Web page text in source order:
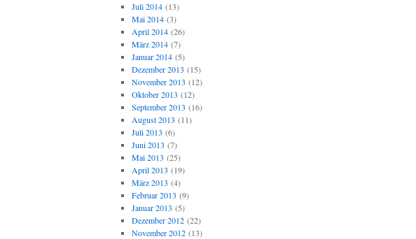
Juli 2014(13)
Mai 2014(3)
April 2014(26)
März 2014(7)
Januar 2014(5)
Dezember 2013 (15)
November 2013 (12)
Oktober 2013 (12)
September 2013 (16)
August 2013 (11)
Juli 2013 (6)
Juni 2013 (7)
Mai 2013 (25)
April 2013 (19)
März 2013 (4)
Februar 2013 (9)
Januar 2013 (5)
Dezember 2012(22)
November 2012(13)